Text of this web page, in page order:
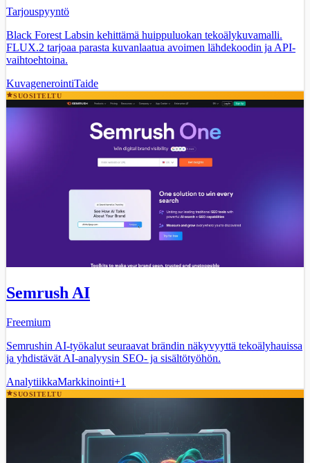
Tarjouspyyntö
Black Forest Labsin kehittämä huippuluokan tekoälykuvamalli.
FLUX.2 tarjoaa parasta kuvanlaatua avoimen lähdekoodin ja API-
vaihtoehtoina.
KuvagenerointiTaide
SUOSITELTU
Semrush AI
Freemium
Semrushin AI-työkalut seuraavat brändin näkyvyyttä tekoälyhauissa
ja yhdistävät AI-analyysin SEO- ja sisältötyöhön.
AnalytiikkaMarkkinointi+1
SUOSITELTU